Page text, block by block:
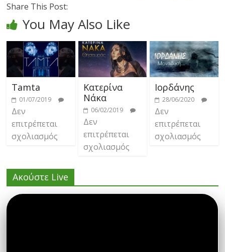
Share This Post:
You May Also Like
Tamta
01/07/2019
Δεν
επιτρέπεται
σχολιασμός
Κατερίνα
Νάκα
06/02/2019
Δεν
επιτρέπεται
σχολιασμός
Ιορδάνης
28/06/2020
Δεν
επιτρέπεται
σχολιασμός
Ακούστε Live